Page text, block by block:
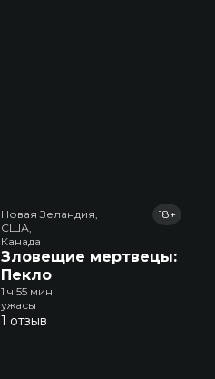
Новая Зеландия,
США,
Канада
Зловещие мертвецы:
Пекло
18+
1 ч 55 мин
ужасы
1 отзыв